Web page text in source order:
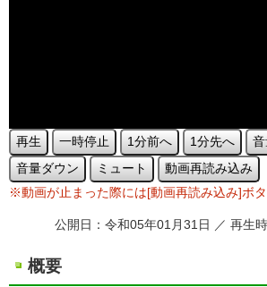
再生 一時停止 1分前へ 1分先へ
音量ダウン
ミュート
動画再読み込み
※動画が止まった際には[動画再読み込み]ボタ
公開日：令和05年01月31日 ／ 再生
概要